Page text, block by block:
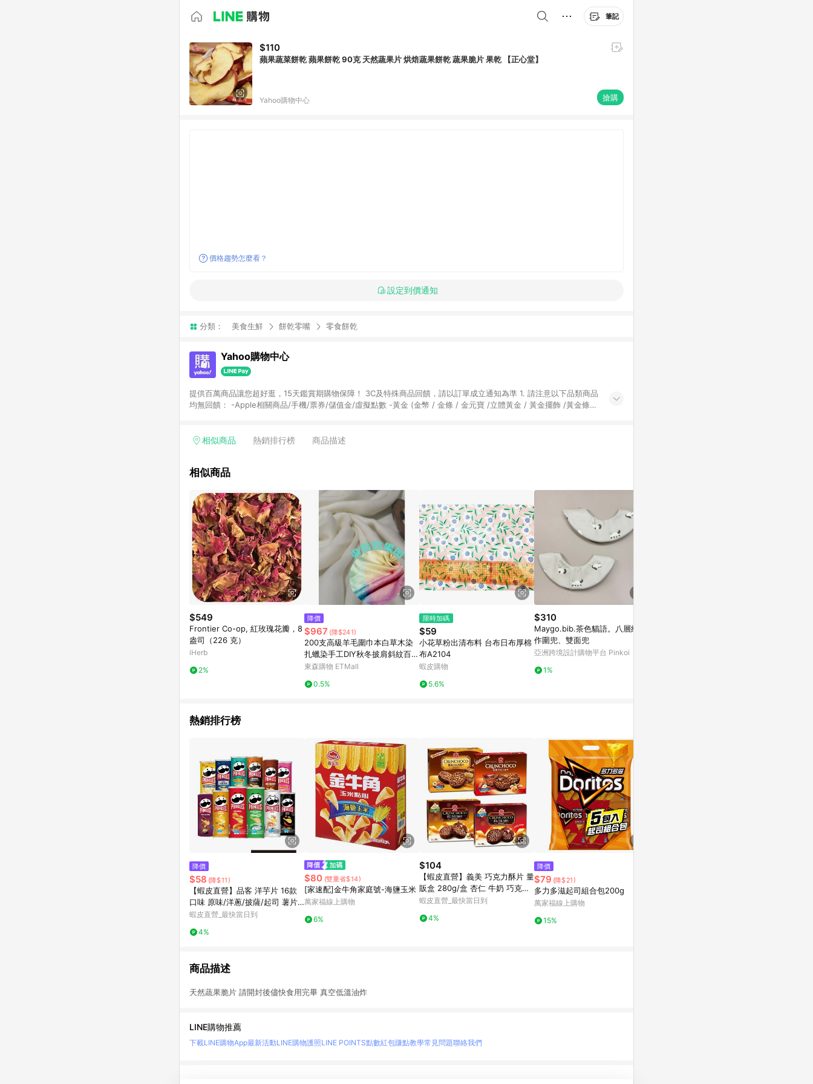
筆記
$110
蘋果蔬菜餅乾 蘋果餅乾 90克 天然蔬果片 烘焙蔬果餅乾 蔬果脆片 果乾 【正心堂】
Yahoo購物中心 搶購
價格趨勢怎麼看？
設定到價通知
分類： 美食生鮮 餅乾零嘴 零食餅乾
Yahoo購物中心
提供百萬商品讓您超好逛，15天鑑賞期購物保障！ 3C及特殊商品回饋，請以訂單成立通知為準 1. 請注意以下品類商品
均無回饋： -Apple相關商品/手機/票券/儲值金/虛擬點數 -黃金 (金幣 / 金條 / 金元寶 /立體黃金 / 黃金擺飾 /黃金條
Yahoo超贈點回饋者 - 購物中心商店之商品：商品賣場中有標示「商店」及顯示商店名稱者(指定活動店家除外) 3. 訂
相似商品 熱銷排行榜 商品描述
相似商品
$549
Frontier Co-op, 紅玫瑰花瓣，8
盎司（226 克）
iHerb
2%
降價
$967 (降$241)
200支高級羊毛圍巾本白草木染
扎蠟染手工DIY秋冬披肩斜紋百搭
柔軟
東森購物 ETMall
0.5%
限時加碼
$59
小花草粉出清布料 台布日布厚棉
布A2104
蝦皮購物
5.6%
$310
Maygo.bib.茶色貓語。八層紗手
作圍兜、雙面兜
亞洲跨境設計購物平台 Pinkoi
1%
熱銷排行榜
降價
$58 (降$11)
【蝦皮直營】品客 洋芋片 16款
口味 原味/洋蔥/披薩/起司 薯片
餅乾 零食 罐裝洋芋片
蝦皮直營_最快當日到
4%
$80 (雙重省$14)
[家速配]金牛角家庭號-海鹽玉米
萬家福線上購物
6%
$104
【蝦皮直營】義美 巧克力酥片 量
販盒 280g/盒 杏仁 牛奶 巧克力
黑可可 榛果 零食 餅乾 點心 巧克
蝦皮直營_最快當日到
4%
降價
$79 (降$21)
多力多滋起司組合包200g
萬家福線上購物
15%
商品描述
天然蔬果脆片 請開封後儘快食用完畢 真空低溫油炸
LINE購物推薦
下載LINE購物App最新活動LINE購物護照LINE POINTS點數紅包賺點教學常見問題聯絡我們